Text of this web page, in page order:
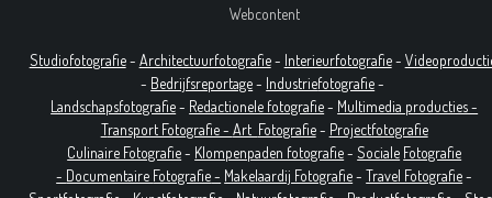
Webcontent
Studiofotografie- Architectuurfotografie- Interieurfotografie-
- Bedrijfsreportage- Industriefotografie-
Landschapsfotografie- Redactionele fotografie- Multimedia producties -
Transport Fotografie - Art Fotografie- Projectfotografie
Culinaire Fotografie- Klompenpaden fotografie-Sociale Fotografie
- Documentaire Fotografie- Makelaardij Fotografie-Travel Fotografie-